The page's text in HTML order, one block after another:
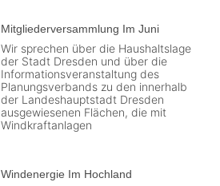
Mitgliederversammlung Im Juni
Wir sprechen über die Haushaltslage
der Stadt Dresden und über die
Informationsveranstaltung des
Planungsverbands zu den innerhalb
der Landeshauptstadt Dresden
ausgewiesenen Flächen, die mit
Windkraftanlagen
Windenergie Im Hochland